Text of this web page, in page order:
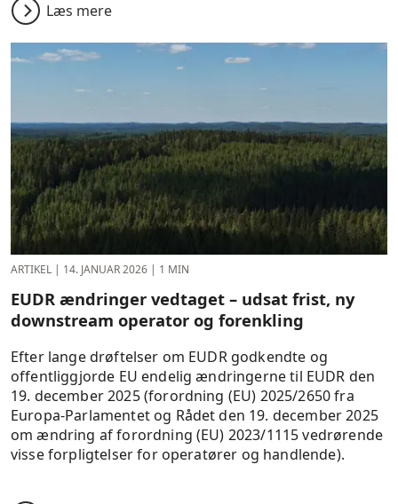
Læs mere
ARTIKEL | 14. JANUAR 2026 | 1 MIN
EUDR ændringer vedtaget – udsat frist, ny
downstream operator og forenkling
Efter lange drøftelser om EUDR godkendte og
offentliggjorde EU endelig ændringerne til EUDR den
19. december 2025 (forordning (EU) 2025/2650 fra
Europa-Parlamentet og Rådet den 19. december 2025
om ændring af forordning (EU) 2023/1115 vedrørende
visse forpligtelser for operatører og handlende).